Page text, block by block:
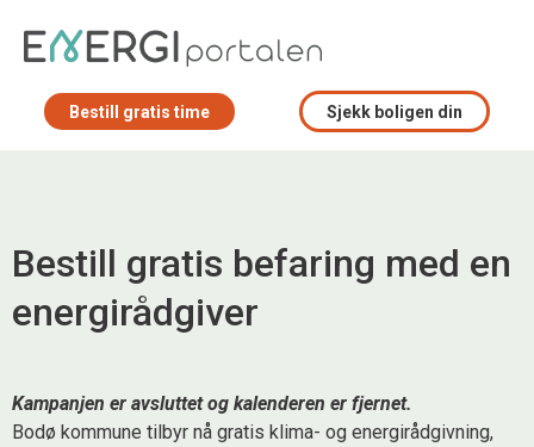
Bestill gratis time Sjekk boligen din
Bestill gratis befaring med en
energirådgiver
Kampanjen er avsluttet og kalenderen er fjernet.
Bodø kommune tilbyr nå gratis klima- og energirådgivning,